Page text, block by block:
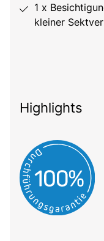
1 x
kleiner
Highlights